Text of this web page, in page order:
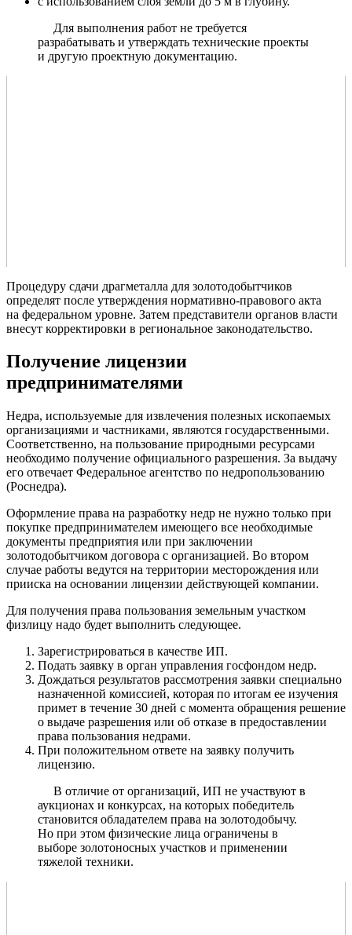
Для выполнения работ не требуется
разрабатывать и утверждать технические проекты
и другую проектную документацию.
Процедуру сдачи драгметалла для золотодобытчиков
определят после утверждения нормативно-правового акта
на федеральном уровне. Затем представители органов власти
внесут корректировки в региональное законодательство.
Получение лицензии
предпринимателями
Недра, используемые для извлечения полезных ископаемых
организациями и частниками, являются государственными.
Соответственно, на пользование природными ресурсами
необходимо получение официального разрешения. За выдачу
его отвечает Федеральное агентство по недропользованию
(Роснедра).
Оформление права на разработку недр не нужно только при
покупке предпринимателем имеющего все необходимые
документы предприятия или при заключении
золотодобытчиком договора с организацией. Во втором
случае работы ведутся на территории месторождения или
прииска на основании лицензии действующей компании.
Для получения права пользования земельным участком
физлицу надо будет выполнить следующее.
Зарегистрироваться в качестве ИП.
Подать заявку в орган управления госфондом недр.
Дождаться результатов рассмотрения заявки специально
назначенной комиссией, которая по итогам ее изучения
примет в течение 30 дней с момента обращения решение
о выдаче разрешения или об отказе в предоставлении
права пользования недрами.
При положительном ответе на заявку получить
лицензию.
В отличие от организаций, ИП не участвуют в
аукционах и конкурсах, на которых победитель
становится обладателем права на золотодобычу.
Но при этом физические лица ограничены в
выборе золотоносных участков и применении
тяжелой техники.